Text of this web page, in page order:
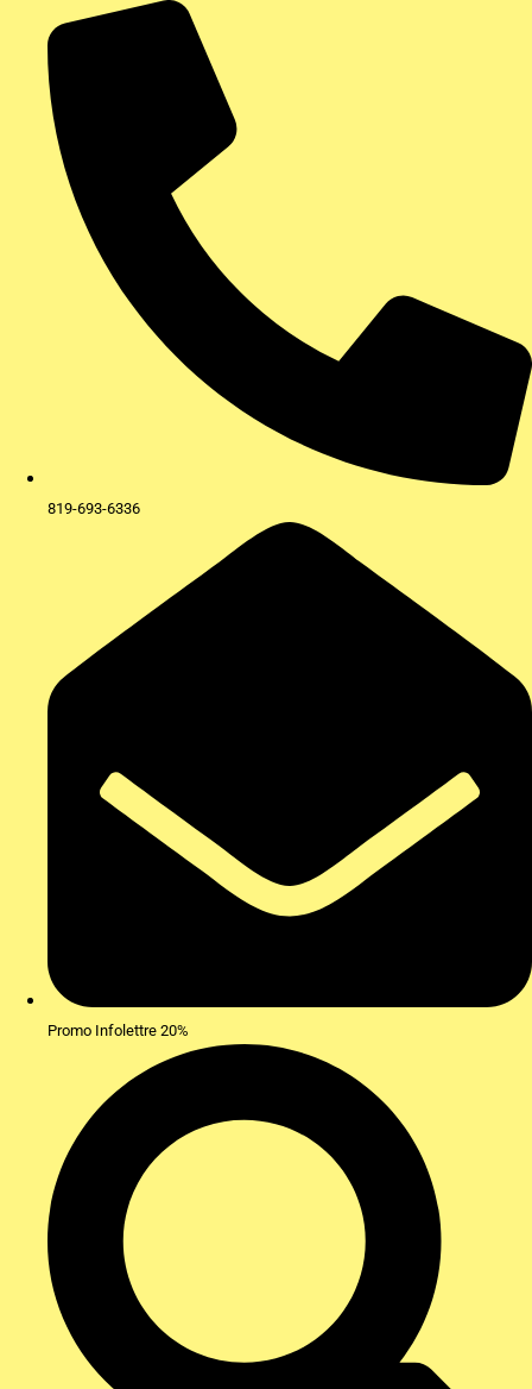
contenu
819-693-6336
Promo Infolettre 20%